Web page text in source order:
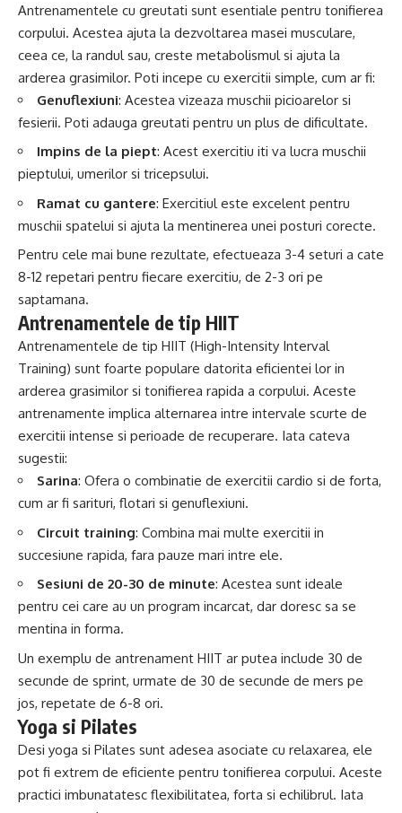
Antrenamentele cu greutati sunt esentiale pentru tonifierea
corpului. Acestea ajuta la dezvoltarea masei musculare,
ceea ce, la randul sau, creste metabolismul si ajuta la
arderea grasimilor. Poti incepe cu exercitii simple, cum ar fi:
Genuflexiuni: Acestea vizeaza muschii picioarelor si
fesierii. Poti adauga greutati pentru un plus de dificultate.
Impins de la piept: Acest exercitiu iti va lucra muschii
pieptului, umerilor si tricepsului.
Ramat cu gantere: Exercitiul este excelent pentru
muschii spatelui si ajuta la mentinerea unei posturi corecte.
Pentru cele mai bune rezultate, efectueaza 3-4 seturi a cate
8-12 repetari pentru fiecare exercitiu, de 2-3 ori pe
saptamana.
Antrenamentele de tip HIIT
Antrenamentele de tip HIIT (High-Intensity Interval
Training) sunt foarte populare datorita eficientei lor in
arderea grasimilor si tonifierea rapida a corpului. Aceste
antrenamente implica alternarea intre intervale scurte de
exercitii intense si perioade de recuperare. Iata cateva
sugestii:
Sarina: Ofera o combinatie de exercitii cardio si de forta,
cum ar fi sarituri, flotari si genuflexiuni.
Circuit training: Combina mai multe exercitii in
succesiune rapida, fara pauze mari intre ele.
Sesiuni de 20-30 de minute: Acestea sunt ideale
pentru cei care au un program incarcat, dar doresc sa se
mentina in forma.
Un exemplu de antrenament HIIT ar putea include 30 de
secunde de sprint, urmate de 30 de secunde de mers pe
jos, repetate de 6-8 ori.
Yoga si Pilates
Desi yoga si Pilates sunt adesea asociate cu relaxarea, ele
pot fi extrem de eficiente pentru tonifierea corpului. Aceste
practici imbunatatesc flexibilitatea, forta si echilibrul. Iata